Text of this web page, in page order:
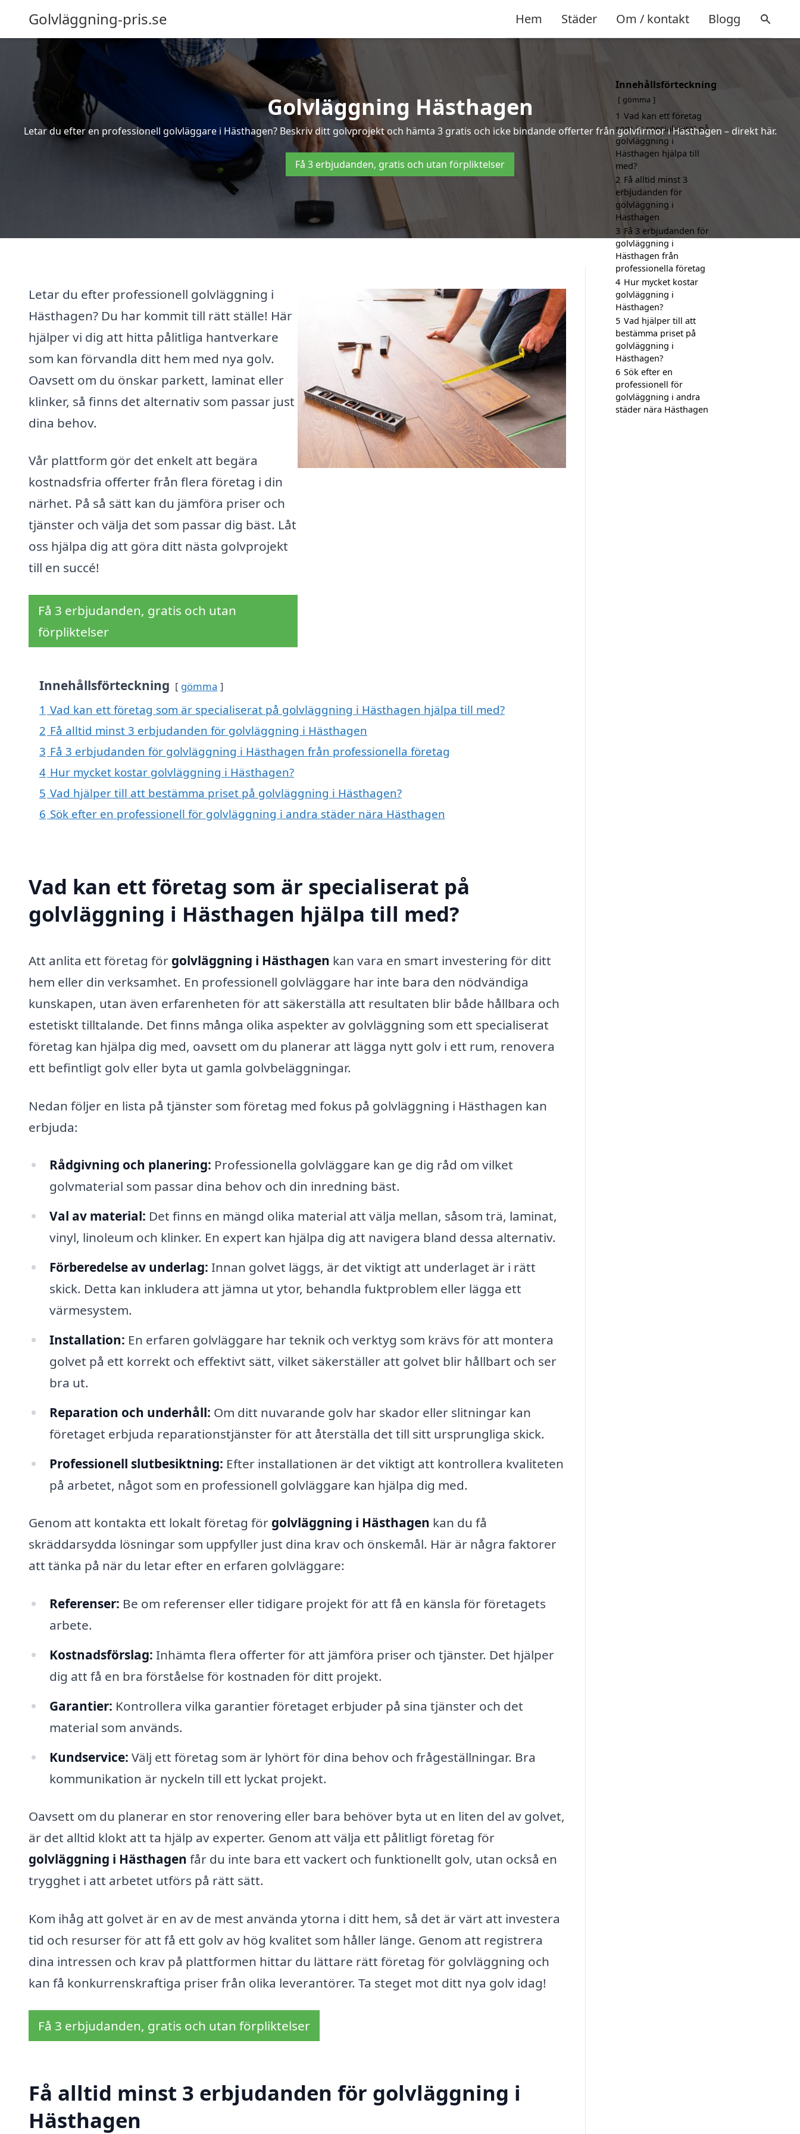
Golvläggning-pris.se Hem Städer Om / kontakt Blogg
Golvläggning Hästhagen
Letar du efter en professionell golvläggare i Hästhagen? Beskriv ditt golvprojekt och hämta 3 gratis och icke bindande offerter från golvfirmor i Hästhagen – direkt här.
Få 3 erbjudanden, gratis och utan förpliktelser
Letar du efter professionell golvläggning i
Hästhagen? Du har kommit till rätt ställe! Här
hjälper vi dig att hitta pålitliga hantverkare
som kan förvandla ditt hem med nya golv.
Oavsett om du önskar parkett, laminat eller
klinker, så finns det alternativ som passar just
dina behov.
Vår plattform gör det enkelt att begära
kostnadsfria offerter från flera företag i din
närhet. På så sätt kan du jämföra priser och
tjänster och välja det som passar dig bäst. Låt
oss hjälpa dig att göra ditt nästa golvprojekt
till en succé!
Få 3 erbjudanden, gratis och utan
förpliktelser
Innehållsförteckning gömma
1 Vad kan ett företag som är specialiserat på golvläggning i Hästhagen hjälpa till med?
2 Få alltid minst 3 erbjudanden för golvläggning i Hästhagen
3 Få 3 erbjudanden för golvläggning i Hästhagen från professionella företag
4 Hur mycket kostar golvläggning i Hästhagen?
5 Vad hjälper till att bestämma priset på golvläggning i Hästhagen?
6 Sök efter en professionell för golvläggning i andra städer nära Hästhagen
Vad kan ett företag som är specialiserat på
golvläggning i Hästhagen hjälpa till med?
Att anlita ett företag för golvläggning i Hästhagen kan vara en smart investering för ditt
hem eller din verksamhet. En professionell golvläggare har inte bara den nödvändiga
kunskapen, utan även erfarenheten för att säkerställa att resultaten blir både hållbara och
estetiskt tilltalande. Det finns många olika aspekter av golvläggning som ett specialiserat
företag kan hjälpa dig med, oavsett om du planerar att lägga nytt golv i ett rum, renovera
ett befintligt golv eller byta ut gamla golvbeläggningar.
Nedan följer en lista på tjänster som företag med fokus på golvläggning i Hästhagen kan
erbjuda:
Rådgivning och planering: Professionella golvläggare kan ge dig råd om vilket
golvmaterial som passar dina behov och din inredning bäst.
Val av material: Det finns en mängd olika material att välja mellan, såsom trä, laminat,
vinyl, linoleum och klinker. En expert kan hjälpa dig att navigera bland dessa alternativ.
Förberedelse av underlag: Innan golvet läggs, är det viktigt att underlaget är i rätt
skick. Detta kan inkludera att jämna ut ytor, behandla fuktproblem eller lägga ett
värmesystem.
Installation: En erfaren golvläggare har teknik och verktyg som krävs för att montera
golvet på ett korrekt och effektivt sätt, vilket säkerställer att golvet blir hållbart och ser
bra ut.
Reparation och underhåll: Om ditt nuvarande golv har skador eller slitningar kan
företaget erbjuda reparationstjänster för att återställa det till sitt ursprungliga skick.
Professionell slutbesiktning: Efter installationen är det viktigt att kontrollera kvaliteten
på arbetet, något som en professionell golvläggare kan hjälpa dig med.
Genom att kontakta ett lokalt företag för golvläggning i Hästhagen kan du få
skräddarsydda lösningar som uppfyller just dina krav och önskemål. Här är några faktorer
att tänka på när du letar efter en erfaren golvläggare:
Referenser: Be om referenser eller tidigare projekt för att få en känsla för företagets
arbete.
Kostnadsförslag: Inhämta flera offerter för att jämföra priser och tjänster. Det hjälper
dig att få en bra förståelse för kostnaden för ditt projekt.
Garantier: Kontrollera vilka garantier företaget erbjuder på sina tjänster och det
material som används.
Kundservice: Välj ett företag som är lyhört för dina behov och frågeställningar. Bra
kommunikation är nyckeln till ett lyckat projekt.
Oavsett om du planerar en stor renovering eller bara behöver byta ut en liten del av golvet,
är det alltid klokt att ta hjälp av experter. Genom att välja ett pålitligt företag för
golvläggning i Hästhagen får du inte bara ett vackert och funktionellt golv, utan också en
trygghet i att arbetet utförs på rätt sätt.
Kom ihåg att golvet är en av de mest använda ytorna i ditt hem, så det är värt att investera
tid och resurser för att få ett golv av hög kvalitet som håller länge. Genom att registrera
dina intressen och krav på plattformen hittar du lättare rätt företag för golvläggning och
kan få konkurrenskraftiga priser från olika leverantörer. Ta steget mot ditt nya golv idag!
Få 3 erbjudanden, gratis och utan förpliktelser
Få alltid minst 3 erbjudanden för golvläggning i
Hästhagen
Innehållsförteckning
gömma
1 Vad kan ett företag
som är specialiserat på
golvläggning i
Hästhagen hjälpa till
med?
2 Få alltid minst 3
erbjudanden för
golvläggning i
Hästhagen
3 Få 3 erbjudanden för
golvläggning i
Hästhagen från
professionella företag
4 Hur mycket kostar
golvläggning i
Hästhagen?
5 Vad hjälper till att
bestämma priset på
golvläggning i
Hästhagen?
6 Sök efter en
professionell för
golvläggning i andra
städer nära Hästhagen